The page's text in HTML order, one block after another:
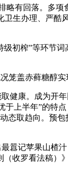
有回落。多项
生办理、严
初榨”等环节
盖赤藓糖醇实
康。成为开
上半年”的特
态取趋向。预
记苹果山楂
收罗看法稿）